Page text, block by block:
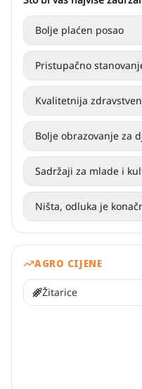
Bolje plaćen posao
Pristupačno
Kvalitetnija
Bolje obrazovanje za
Sadržaji za mlade i
Ništa, odluka je
AGRO CIJENE
Žitarice